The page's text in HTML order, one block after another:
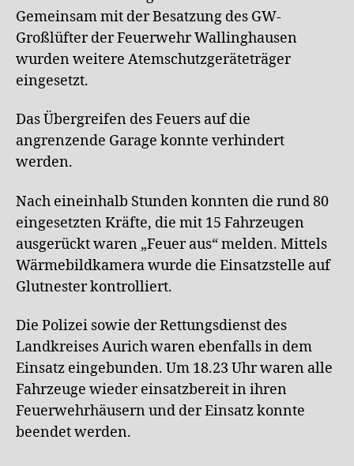
Gemeinsam mit der Besatzung des GW-
Großlüfter der Feuerwehr Wallinghausen
wurden weitere Atemschutzgeräteträger
eingesetzt.
Das Übergreifen des Feuers auf die
angrenzende Garage konnte verhindert
werden.
Nach eineinhalb Stunden konnten die rund 80
eingesetzten Kräfte, die mit 15 Fahrzeugen
ausgerückt waren „Feuer aus“ melden. Mittels
Wärmebildkamera wurde die Einsatzstelle auf
Glutnester kontrolliert.
Die Polizei sowie der Rettungsdienst des
Landkreises Aurich waren ebenfalls in dem
Einsatz eingebunden. Um 18.23 Uhr waren alle
Fahrzeuge wieder einsatzbereit in ihren
Feuerwehrhäusern und der Einsatz konnte
beendet werden.